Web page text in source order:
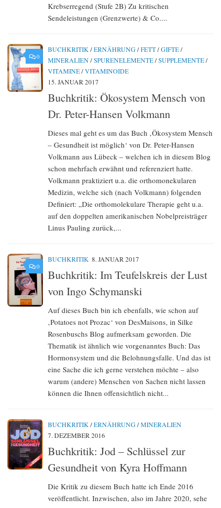
Krebserregend (Stufe 2B) Zu kritischen
Sendeleistungen (Grenzwerte) & Co....
0
BUCHKRITIK/ERNÄHRUNG /FETT/GIFTE/
MINERALIEN /SPURENELEMENTE/SUPPLEMENTE/
VITAMINE/VITAMINOIDE
15. JANUAR 2017
Buchkritik: Ökosystem Mensch von
Dr. Peter-Hansen Volkmann
Dieses mal geht es um das Buch ‚Ökosystem Mensch
– Gesundheit ist möglich‘ von Dr. Peter-Hansen
Volkmann aus Lübeck – welchen ich in diesem Blog
schon mehrfach erwähnt und referenziert hatte.
Volkmann praktiziert u.a. die orthomonekularen
Medizin, welche sich (nach Volkmann) folgenden
Definiert: „Die orthomolekulare Therapie geht u.a.
auf den doppelten amerikanischen Nobelpreisträger
Linus Pauling zurück,...
0
BUCHKRITIK 8. JANUAR 2017
Buchkritik: Im Teufelskreis der Lust
von Ingo Schymanski
Auf dieses Buch bin ich ebenfalls, wie schon auf
‚Potatoes not Prozac‘ von DesMaisons, in Silke
Rosenbuschs Blog aufmerksam geworden. Die
Thematik ist ähnlich wie vorgenanntes Buch: Das
Hormonsystem und die Belohnungsfalle. Und das ist
eine Sache die ich gerne verstehen möchte – also
warum (andere) Menschen von Sachen nicht lassen
können die Ihnen offensichtlich nicht...
BUCHKRITIK/ERNÄHRUNG /MINERALIEN
7. DEZEMBER 2016
Buchkritik: Jod – Schlüssel zur
Gesundheit von Kyra Hoffmann
Die Kritik zu diesem Buch hatte ich Ende 2016
veröffentlicht. Inzwischen, also im Jahre 2020, sehe